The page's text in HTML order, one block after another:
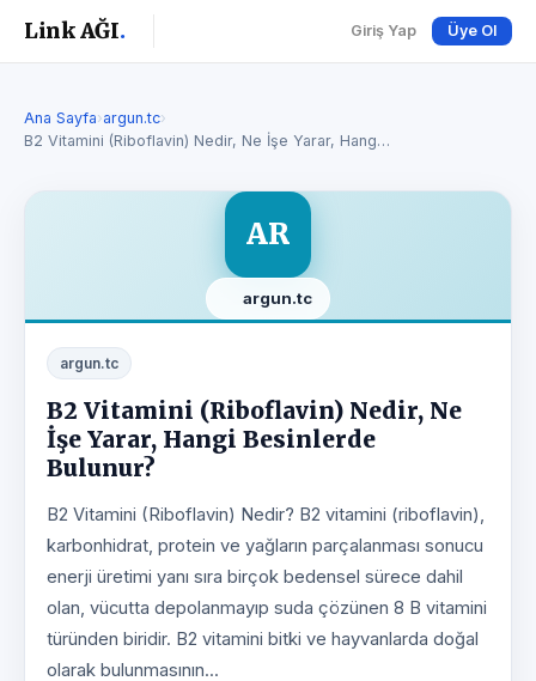
Link AĞI. Giriş Yap Üye Ol
Ana Sayfa›argun.tc›
B2 Vitamini (Riboflavin) Nedir, Ne İşe Yarar, Hang…
AR
argun.tc
argun.tc
B2 Vitamini (Riboflavin) Nedir, Ne
İşe Yarar, Hangi Besinlerde
Bulunur?
B2 Vitamini (Riboflavin) Nedir? B2 vitamini (riboflavin),
karbonhidrat, protein ve yağların parçalanması sonucu
enerji üretimi yanı sıra birçok bedensel sürece dahil
olan, vücutta depolanmayıp suda çözünen 8 B vitamini
türünden biridir. B2 vitamini bitki ve hayvanlarda doğal
olarak bulunmasının...